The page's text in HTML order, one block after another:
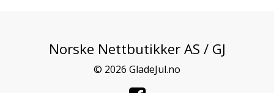
Norske Nettbutikker AS / GJ
© 2026 GladeJul.no